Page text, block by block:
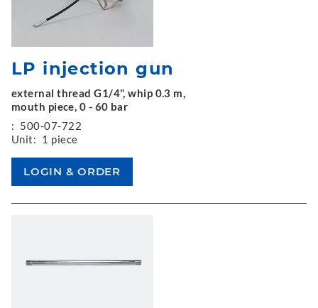
LP injection gun
external thread G1/4", whip 0.3 m,
mouth piece, 0 - 60 bar
: 500-07-722
Unit: 1 piece